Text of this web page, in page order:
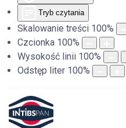
Tryb czytania
Skalowanie treści 100%
Czcionka 100%
Wysokość linii 100%
Odstęp liter 100%